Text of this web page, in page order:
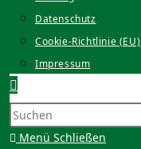
Datenschutz
Cookie-Richtlinie (EU)
Impressum
Website-
Suche
umschalten
Menü Schließen